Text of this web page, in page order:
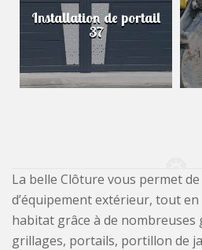
Installation de portail
37
La belle Clôture vous permet
d’équipement extérieur, tout
habitat grâce à de nombreuses
grillages, portails, portillon de